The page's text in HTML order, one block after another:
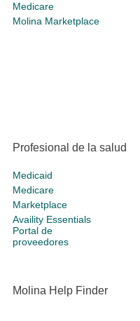
Medicare
Molina Marketplace
Profesional de la salud
Medicaid
Medicare
Marketplace
Availity Essentials
Portal de
proveedores
Molina Help Finder